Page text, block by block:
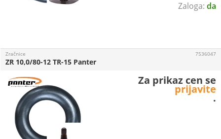
da
Zračnice
ZR 10,0/80-12 TR-15 Panter
7536047
Za prikaz cen se
prijavite
.